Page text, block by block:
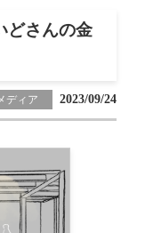
どさんの金
ディア 2023/09/24